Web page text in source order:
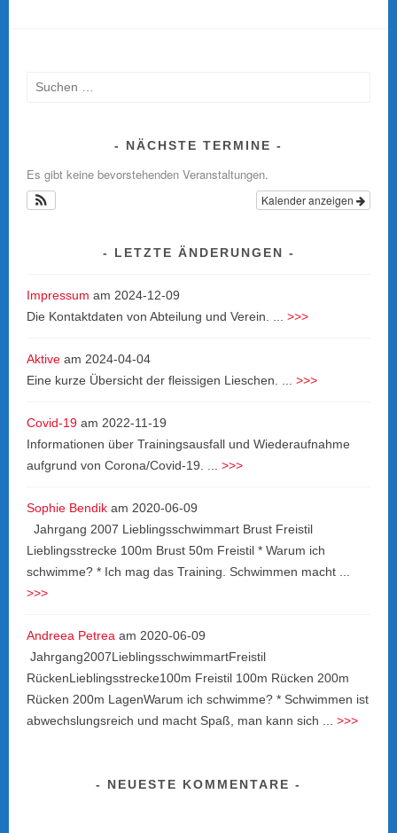
Suche
NÄCHSTE TERMINE
Es gibt keine bevorstehenden Veranstaltungen.
Kalender anzeigen
LETZTE ÄNDERUNGEN
Impressum am 2024-12-09
Die Kontaktdaten von Abteilung und Verein. ...>>>
Aktive am 2024-04-04
Eine kurze Übersicht der fleissigen Lieschen. ...>>>
Covid-19 am 2022-11-19
Informationen über Trainingsausfall und Wiederaufnahme
aufgrund von Corona/Covid-19. ...>>>
Sophie Bendik am 2020-06-09
Jahrgang 2007 Lieblingsschwimmart Brust Freistil
Lieblingsstrecke 100m Brust 50m Freistil * Warum ich
schwimme? * Ich mag das Training. Schwimmen macht ...
>>>
Andreea Petrea am 2020-06-09
Jahrgang2007LieblingsschwimmartFreistil
RückenLieblingsstrecke100m Freistil 100m Rücken 200m
Rücken 200m LagenWarum ich schwimme? * Schwimmen ist
abwechslungsreich und macht Spaß, man kann sich ...>>>
NEUESTE KOMMENTARE